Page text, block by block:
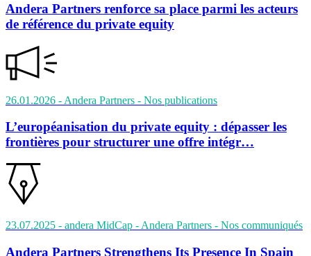
Andera Partners renforce sa place parmi les acteurs
de référence du private equity
26.01.2026 - Andera Partners - Nos publications
L’européanisation du private equity : dépasser les
frontières pour structurer une offre intégr…
23.07.2025 - andera MidCap - Andera Partners - Nos communiqués
Andera Partners Strengthens Its Presence In Spain